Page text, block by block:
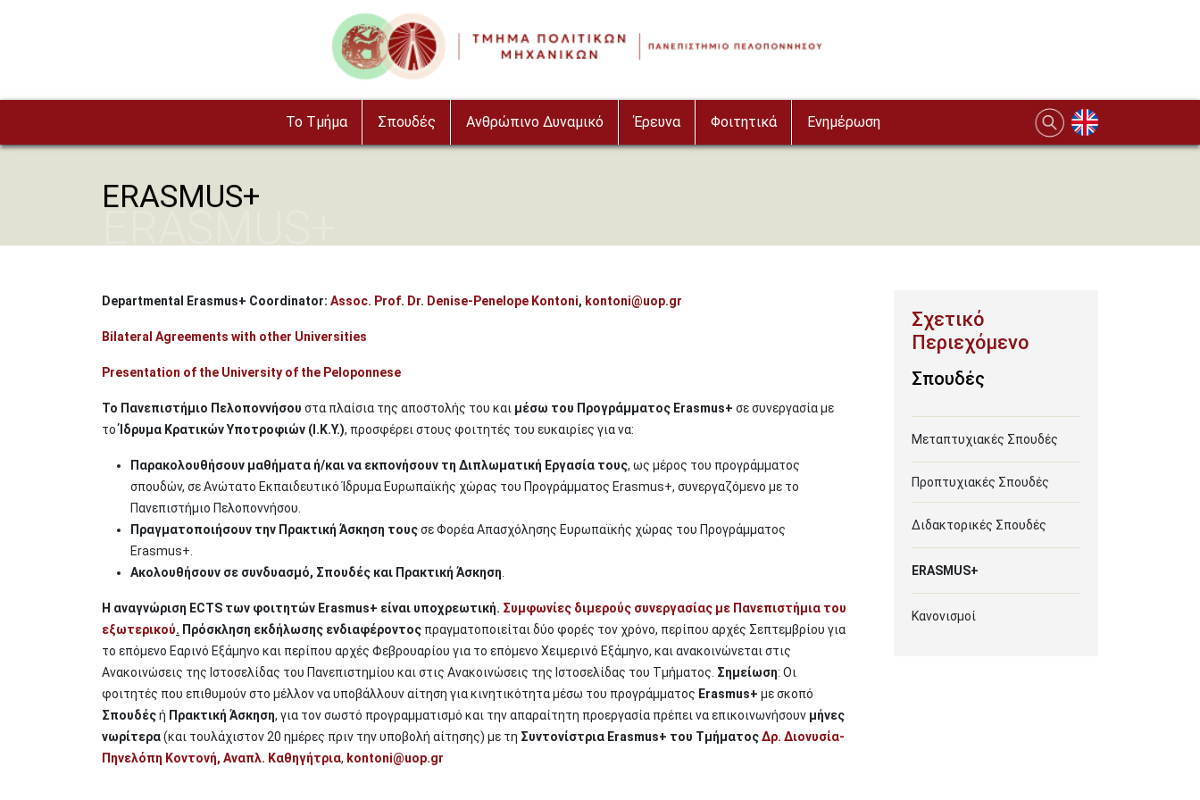
Image
To Τμήμα Σπουδές Ανθρώπινο Δυναμικό Έρευνα Φοιτητικά Ενημέρωση
ERASMUS+
Departmental Erasmus+ Coordinator: Assoc. Prof. Dr. Denise-Penelope Kontoni, kontoni@uop.gr
Bilateral Agreements with other Universities
Presentation of the University of the Peloponnese
Το Πανεπιστήμιο Πελοποννήσου στα πλαίσια της αποστολής του και μέσω του Προγράμματος Erasmus+ σε συνεργασία με
τοΊδρυμα Κρατικών Υποτροφιών (Ι.Κ.Υ.), προσφέρει στους φοιτητές του ευκαιρίες για να:
Παρακολουθήσουν μαθήματα ή/και να εκπονήσουν τη Διπλωματική Εργασία τους, ως μέρος του προγράμματος
σπουδών, σε Ανώτατο Εκπαιδευτικό Ίδρυμα Ευρωπαϊκής χώρας του Προγράμματος Erasmus+, συνεργαζόμενο με το
Πανεπιστήμιο Πελοποννήσου.
Πραγματοποιήσουν την Πρακτική Άσκηση τουςσε Φορέα Απασχόλησης Ευρωπαϊκής χώρας του Προγράμματος
Erasmus+.
Ακολουθήσουν σε συνδυασμό, Σπουδές και Πρακτική Άσκηση
Η αναγνώριση ECTS των φοιτητών Erasmus+ είναι υποχρεωτική. Συμφωνίες διμερούς συνεργασίας με Πανεπιστήμια του
εξωτερικού. Πρόσκληση εκδήλωσης ενδιαφέροντος πραγματοποιείται δύο φορές τον χρόνο, περίπου αρχές Σεπτεμβρίου για
το επόμενο Εαρινό Εξάμηνο και περίπου αρχές Φεβρουαρίου για το επόμενο Χειμερινό Εξάμηνο, και ανακοινώνεται στις
Ανακοινώσεις της Ιστοσελίδας του Πανεπιστημίου και στις Ανακοινώσεις της Ιστοσελίδας του Τμήματος. Σημείωση: Οι
φοιτητές που επιθυμούν στο μέλλον να υποβάλλουν αίτηση για κινητικότητα μέσω του προγράμματος Erasmus+ με σκοπό
Σπουδέςή Πρακτική Άσκηση, για τον σωστό προγραμματισμό και την απαραίτητη προεργασία πρέπει να επικοινωνήσουν μήνες
νωρίτερα(και τουλάχιστον 20 ημέρες πριν την υποβολή αίτησης) με τη Συντονίστρια Erasmus+ του ΤμήματοςΔρ. Διονυσία-
Πηνελόπη Κοντονή, Αναπλ. Καθηγήτρια, kontoni@uop.gr
Σπουδές
Μεταπτυχιακές Σπουδές
Προπτυχιακές Σπουδές
Διδακτορικές Σπουδές
ERASMUS+
Κανονισμοί